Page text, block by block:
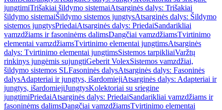
jungtimiTrišakiai šildymo sistemaiAtsarginės dalys: Trišakiai
šildymo sistemaiŠildymo sistemos jungtysAtsarginės dalys: Šildymo
sistemos jungtysPriedaiAtsarginės dalys: PriedaiSandarikliai
vamzdžiams ir fasoninėms dalimsDangčiai vamzdžiamsTvirtinimo
elementai vamzdžiamsTvirtinimo elementai jungtimsAtsarginės
dalys: Tvirtinimo elementai jungtimsSistemos tarpikliaiVaržtų
rinkinys jungėmis sujungtiGeberit VolexSistemos vamzdžiai,
šildymo sistemos SLFasoninės dalysAtsarginės dalys: Fasoninės
dalysAdapteriai ir jungtys, išardomiejiAtsarginės dalys: Adapteriai ir
jungtys, išardomiejiJungtysKolektoriai su sriegine
jungtimiPriedaiAtsarginės dalys: PriedaiSandarikliai vamzdžiams ir
fasoninėms dalimsDangčiai vamzdžiamsTvirtinimo elementai